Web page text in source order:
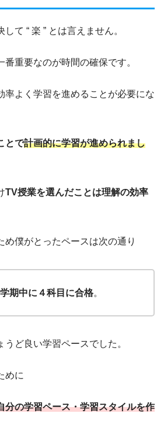
て “ 楽 ” とは言えません。
重要なのが時間の確保です。
率よく学習を進めることが必要にな
とで計画的に学習が進められまし
TV授業を選んだことは理解の効率
め僕がとったペースは次の通り
期中に４科目に合格。
うど良い学習ペースでした。
めに
分の学習ペース・学習スタイルを作